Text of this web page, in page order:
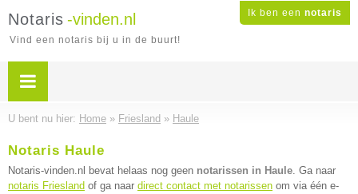
Ik ben een notaris
Notaris -vinden.nl
Vind een notaris bij u in de buurt!
U bent nu hier: Home » Friesland » Haule
Notaris Haule
Notaris-vinden.nl bevat helaas nog geen notarissen in Haule. Ga naar
notaris Friesland of ga naar direct contact met notarissen om via één e-